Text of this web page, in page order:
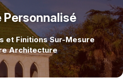
Personnalisé
et Finitions Sur-Mesure
Architecture